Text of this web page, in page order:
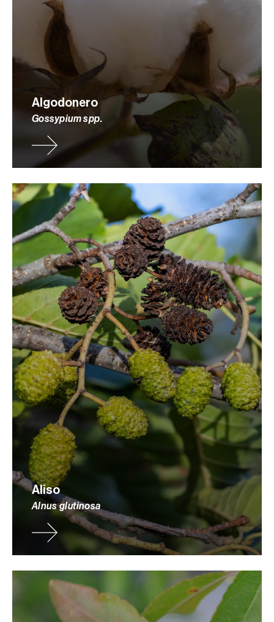
Algodonero
Gossypium spp.
Aliso
Alnus glutinosa